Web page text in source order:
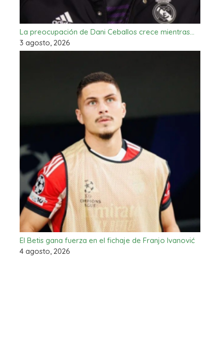
La preocupación de Dani Ceballos crece mientras…
3 agosto, 2026
El Betis gana fuerza en el fichaje de Franjo Ivanović
4 agosto, 2026